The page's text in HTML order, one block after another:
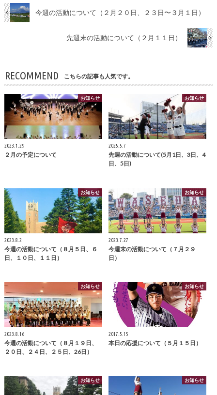
今週の活動について（２月２０日、２３日〜３月１日）
先週末の活動について（２月１１日）
RECOMMEND こちらの記事も人気です。
お知らせ
2023.1.29
２月の予定について
お知らせ
2025.5.7
先週の活動について(5月1日、3日、4
日、5日)
お知らせ
2023.8.2
今週の活動について（８月５日、６
日、１０日、１１日）
お知らせ
2023.7.27
今週末の活動について（７月２９
日）
お知らせ
2023.8.16
今週の活動について（８月１９日、
２０日、２４日、２５日、26日）
お知らせ
2017.5.15
本日の応援について（５月１５日）
お知らせ お知らせ